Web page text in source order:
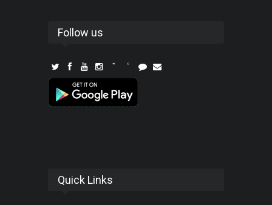
Follow us
Quick Links